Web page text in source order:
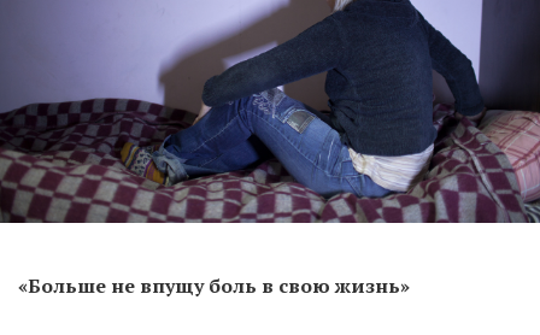
«Больше не впущу боль в свою жизнь»